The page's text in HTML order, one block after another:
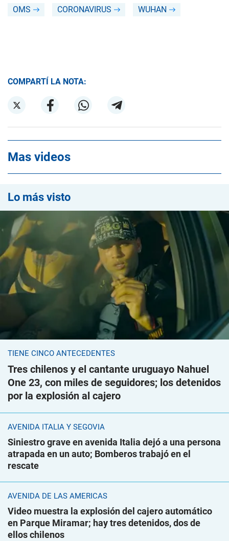
OMS CORONAVIRUS WUHAN
COMPARTÍ LA NOTA:
Mas videos
Lo más visto
TIENE CINCO ANTECEDENTES
Tres chilenos y el cantante uruguayo Nahuel
One 23, con miles de seguidores; los detenidos
por la explosión al cajero
AVENIDA ITALIA Y SEGOVIA
Siniestro grave en avenida Italia dejó a una persona
atrapada en un auto; Bomberos trabajó en el
rescate
AVENIDA DE LAS AMÉRICAS
Video muestra la explosión del cajero automático
en Parque Miramar; hay tres detenidos, dos de
ellos chilenos